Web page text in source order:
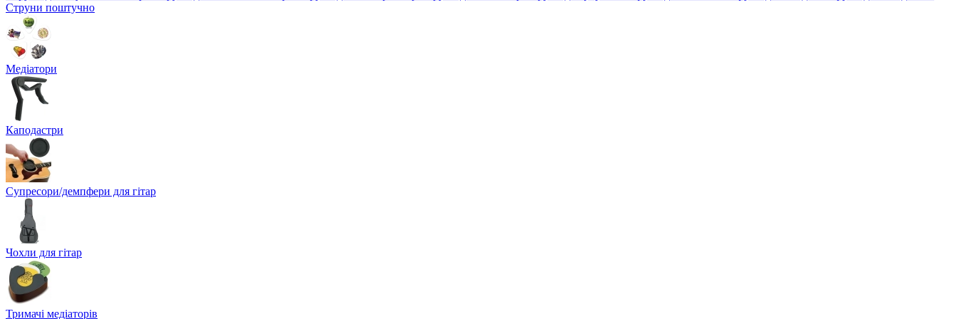
Струни поштучно
Медіатори
Каподастри
Супресори/демпфери для гітар
Чохли для гітар
Тримачі медіаторів